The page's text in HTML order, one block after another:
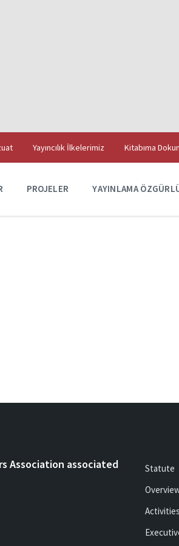
Yayıncılık İlkelerimiz
Kitabıma
PROJELER YAYINLAMA
Association associated
Statute
Activities